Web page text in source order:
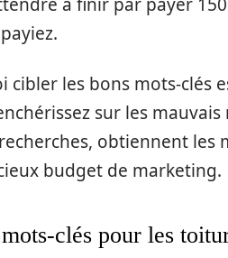
cibler les bons mots-clés
sur les
obtiennent les
budget de marketing.
clés pour les